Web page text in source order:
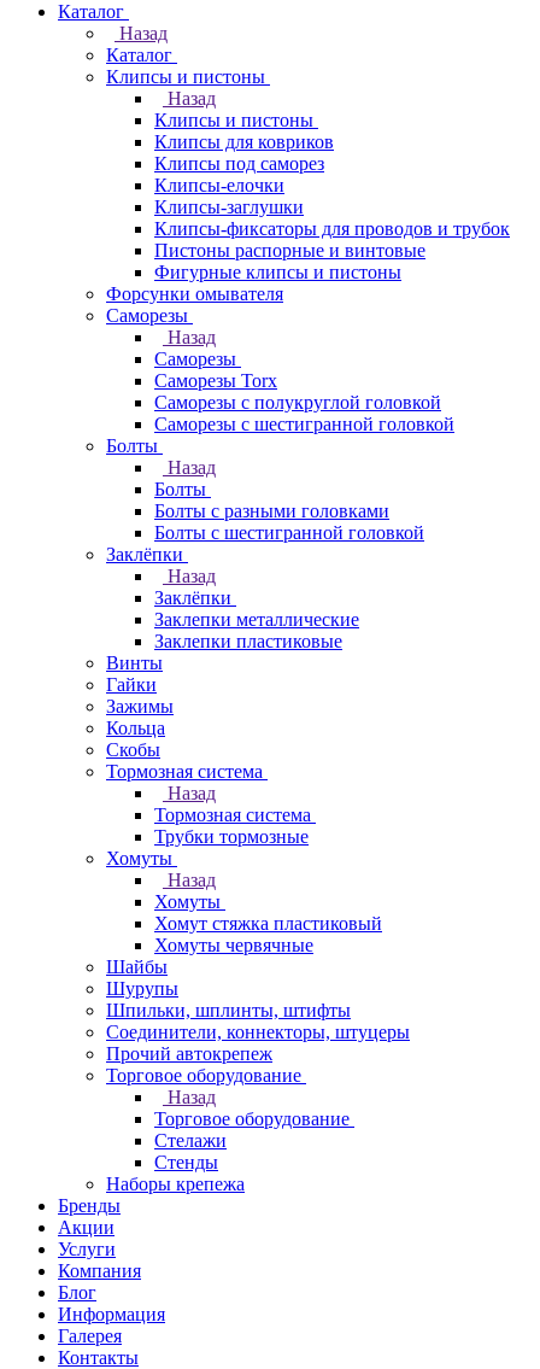
Каталог
Назад
Каталог
Клипсы и пистоны
Назад
Клипсы и пистоны
Клипсы для ковриков
Клипсы под саморез
Клипсы-елочки
Клипсы-заглушки
Клипсы-фиксаторы для проводов и трубок
Пистоны распорные и винтовые
Фигурные клипсы и пистоны
Форсунки омывателя
Саморезы
Назад
Саморезы
Саморезы Torx
Саморезы с полукруглой головкой
Саморезы с шестигранной головкой
Болты
Назад
Болты
Болты с разными головками
Болты с шестигранной головкой
Заклёпки
Назад
Заклёпки
Заклепки металлические
Заклепки пластиковые
Винты
Гайки
Зажимы
Кольца
Скобы
Тормозная система
Назад
Тормозная система
Трубки тормозные
Хомуты
Назад
Хомуты
Хомут стяжка пластиковый
Хомуты червячные
Шайбы
Шурупы
Шпильки, шплинты, штифты
Соединители, коннекторы, штуцеры
Прочий автокрепеж
Торговое оборудование
Назад
Торговое оборудование
Стелажи
Стенды
Наборы крепежа
Бренды
Акции
Услуги
Компания
Блог
Информация
Галерея
Контакты